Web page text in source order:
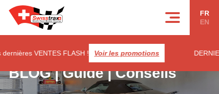
VENTES FLASH ! Voir les promotions
FR
EN
BLOG | Guide | Conseils
Panneau de gestion des cookies